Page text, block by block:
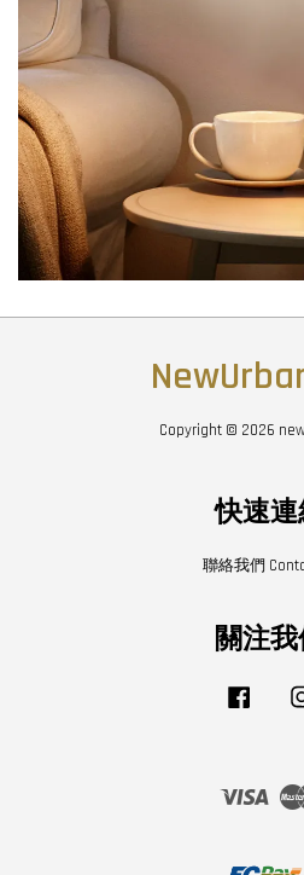
Copyright © 2026
快速
聯絡我們
關注
Visa